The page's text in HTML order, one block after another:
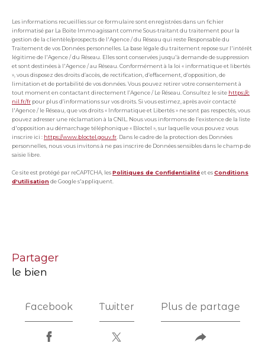
Les informations recueillies sur ce formulaire sont enregistrées dans un fichier
informatisé par La Boite Immo agissant comme Sous-traitant du traitement pour la
gestion de la clientèle/prospects de l'Agence / du Réseau qui reste Responsable du
Traitement de vos Données personnelles. La base légale du traitement repose sur l'intérêt
légitime de l'Agence / du Réseau. Elles sont conservées jusqu'à demande de suppression
et sont destinées à l'Agence / au Réseau. Conformément à la loi « informatique et libertés
», vous disposez des droits d’accès, de rectification, d’effacement, d’opposition, de
limitation et de portabilité de vos données. Vous pouvez retirer votre consentement à
tout moment en contactant directement l’Agence / Le Réseau. Consultez le site https://c
nil.fr/fr pour plus d’informations sur vos droits. Si vous estimez, après avoir contacté
l'Agence / le Réseau, que vos droits « Informatique et Libertés » ne sont pas respectés, vous
pouvez adresser une réclamation à la CNIL. Nous vous informons de l’existence de la liste
d'opposition au démarchage téléphonique « Bloctel », sur laquelle vous pouvez vous
inscrire ici : https://www.bloctel.gouv.fr . Dans le cadre de la protection des Données
personnelles, nous vous invitons à ne pas inscrire de Données sensibles dans le champ de
saisie libre.
Ce site est protégé par reCAPTCHA, lesPolitiques de Confidentialitéet esConditions
d'utilisationde Google s'appliquent.
partager
le bien
Facebook Twitter Plus de partage